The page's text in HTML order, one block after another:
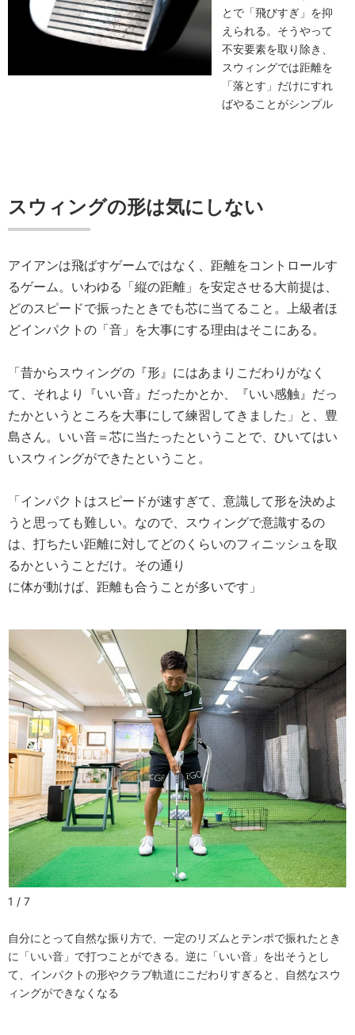
とで「飛びすぎ」を抑
えられる。そうやって
不安要素を取り除き、
スウィングでは距離を
「落とす」だけにすれ
ばやることがシンプル
スウィングの形は気にしない
アイアンは飛ばすゲームではなく、距離をコントロールす
るゲーム。いわゆる「縦の距離」を安定させる大前提は、
どのスピードで振ったときでも芯に当てること。上級者ほ
どインパクトの「音」を大事にする理由はそこにある。
「昔からスウィングの『形』にはあまりこだわりがなく
て、それより『いい音』だったかとか、『いい感触』だっ
たかというところを大事にして練習してきました」と、豊
島さん。いい音＝芯に当たったということで、ひいてはい
いスウィングができたということ。
「インパクトはスピードが速すぎて、意識して形を決めよ
うと思っても難しい。なので、スウィングで意識するの
は、打ちたい距離に対してどのくらいのフィニッシュを取
るかということだけ。その通り
に体が動けば、距離も合うことが多いです」
1 / 7
自分にとって自然な振り方で、一定のリズムとテンポで振れたとき
に「いい音」で打つことができる。逆に「いい音」を出そうとし
て、インパクトの形やクラブ軌道にこだわりすぎると、自然なスウ
ィングができなくなる